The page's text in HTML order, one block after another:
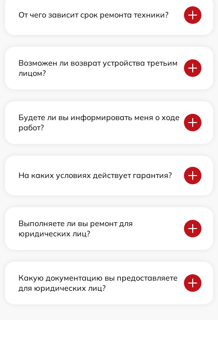
От чего зависит срок ремонта техники?
Возможен ли возврат устройства третьим
лицом?
Будете ли вы информировать меня о ходе
работ?
На каких условиях действует гарантия?
Выполняете ли вы ремонт для
юридических лиц?
Какую документацию вы предоставляете
для юридических лиц?